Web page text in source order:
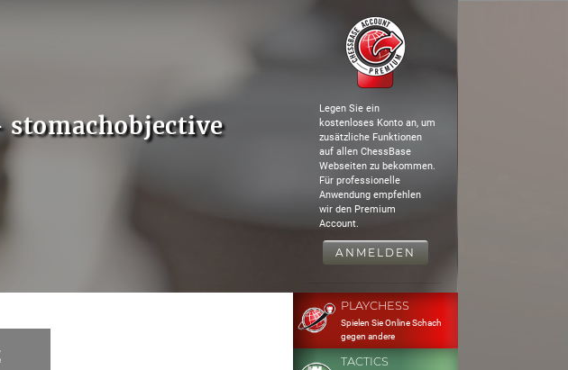
stomachobjective
Legen Sie ein
kostenloses Konto an, um
zusätzliche Funktionen
auf allen ChessBase
Webseiten zu bekommen.
Für professionelle
Anwendung empfehlen
wir den Premium
Account.
ANMELDEN
PLAYCHESS
Spielen Sie Online Schach
gegen andere
TACTICS